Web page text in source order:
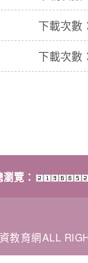
下載次數
下載次數
瀏覽：
教育網ALL